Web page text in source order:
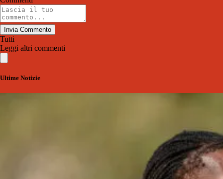
Invia Commento
Tutti
Leggi altri commenti
Ultime Notizie